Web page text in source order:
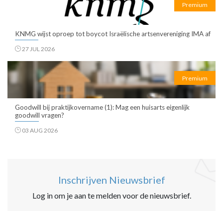
Premium
KNMG wijst oproep tot boycot Israëlische artsenvereniging IMA af
27 JUL 2026
Premium
Goodwill bij praktijkovername (1): Mag een huisarts eigenlijk
goodwill vragen?
03 AUG 2026
Inschrijven Nieuwsbrief
Log in om je aan te melden voor de nieuwsbrief.